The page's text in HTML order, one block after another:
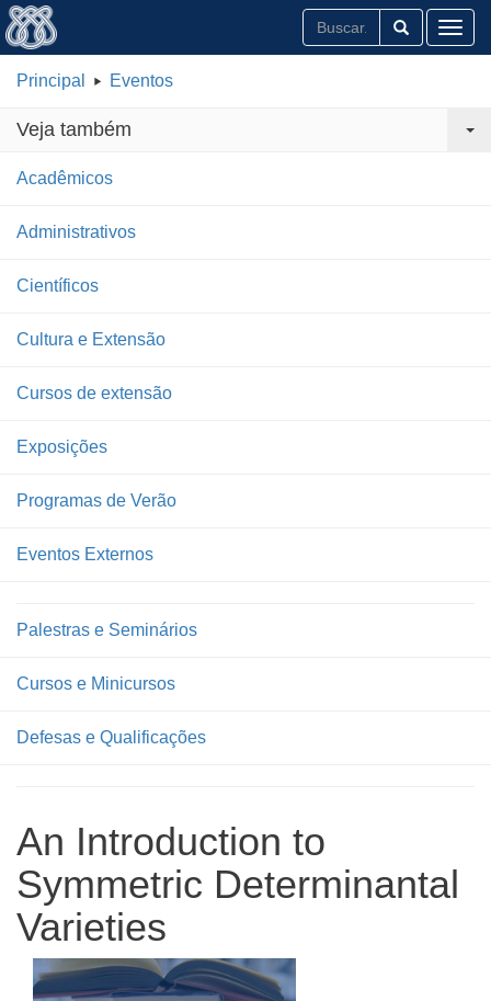
Principal Eventos
Veja também
Acadêmicos
Administrativos
Científicos
Cultura e Extensão
Cursos de extensão
Exposições
Programas de Verão
Eventos Externos
Palestras e Seminários
Cursos e Minicursos
Defesas e Qualificações
An Introduction to
Symmetric Determinantal
Varieties